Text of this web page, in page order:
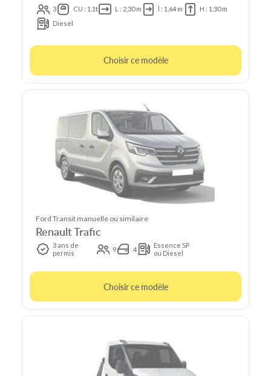
3 CU : 1,1t L : 2,30 m l : 1,64 m
H : 1,30 m
Diesel
Choisir ce modèle
Ford Transit manuelle ou similaire
Renault Trafic
3 ans de
permis
9 4
Essence SP
ou Diesel
Choisir ce modèle